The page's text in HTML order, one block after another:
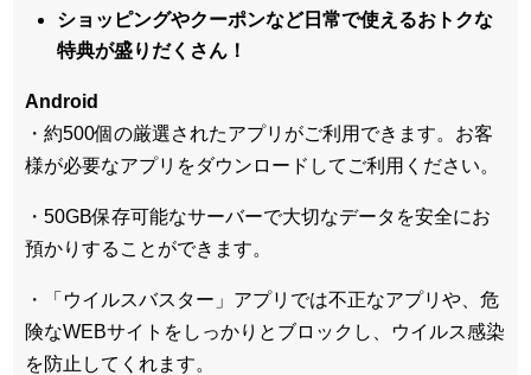
ショッピングやクーポンなど日常で使えるおトクな
特典が盛りだくさん！
Android
・約500個の厳選されたアプリがご利用できます。お客
様が必要なアプリをダウンロードしてご利用ください。
・50GB保存可能なサーバーで大切なデータを安全にお
預かりすることができます。
・「ウイルスバスター」アプリでは不正なアプリや、危
険なWEBサイトをしっかりとブロックし、ウイルス感染
を防止してくれます。